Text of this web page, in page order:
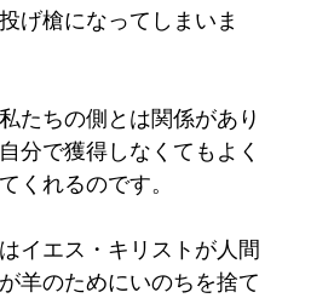
げ槍になってしまいま
たちの側とは関係があり
分で獲得しなくてもよく
くれるのです。
イエス・キリストが人間
羊のためにいのちを捨て